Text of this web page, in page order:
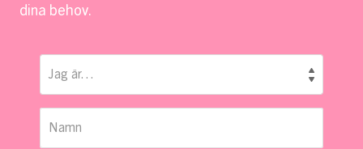
dina behov.
Jag är…
Namn